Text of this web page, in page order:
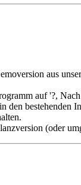
aus
auf '?,
den bestehenden
(oder